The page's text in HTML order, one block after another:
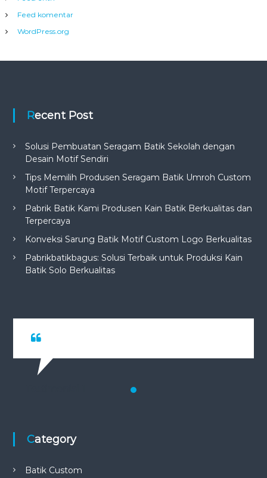
Feed komentar
WordPress.org
Recent Post
Solusi Pembuatan Seragam Batik Sekolah dengan
Desain Motif Sendiri
Tips Memilih Produsen Seragam Batik Umroh Custom
Motif Terpercaya
Pabrik Batik Kami Produsen Kain Batik Berkualitas dan
Terpercaya
Konveksi Sarung Batik Motif Custom Logo Berkualitas
Pabrikbatikbagus: Solusi Terbaik untuk Produksi Kain
Batik Solo Berkualitas
Category
Batik Custom